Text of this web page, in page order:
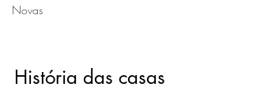
Novas
História das casas